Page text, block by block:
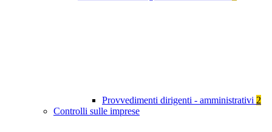
Provvedimenti dirigenti - amministrativi 2
Controlli sulle imprese